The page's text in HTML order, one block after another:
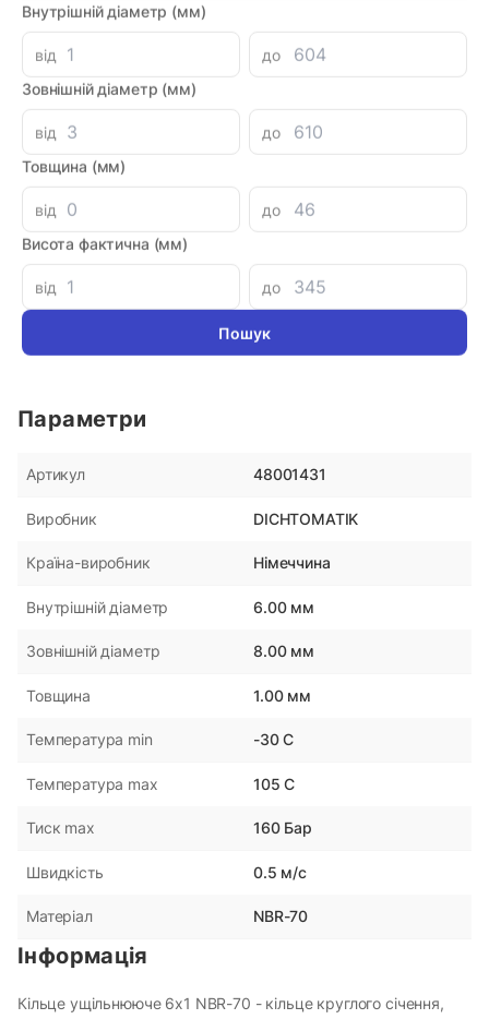
Внутрішній діаметр (мм)
від
до
Зовнішній діаметр (мм)
від
до
Товщина (мм)
від
до
Висота фактична (мм)
від до
Знайшли дешевше?
Мінімальна сума замовлення однієї позиції -
2.42 при замовленні на загальну сумму 1000 грн.
Аналоги
180
Параметри
Артикул 48001431
Виробник DICHTOMATIK
Країна-виробник Німеччина
Внутрішній діаметр 6.00 мм
Зовнішній діаметр 8.00 мм
Товщина 1.00 мм
Температура min -30 С
Температура max 105 С
Тиск max 160 Бар
Швидкість 0.5 м/с
Матеріал NBR-70
Інформація
Кільце ущільнююче 6х1 NBR-70 - кільце круглого січення,